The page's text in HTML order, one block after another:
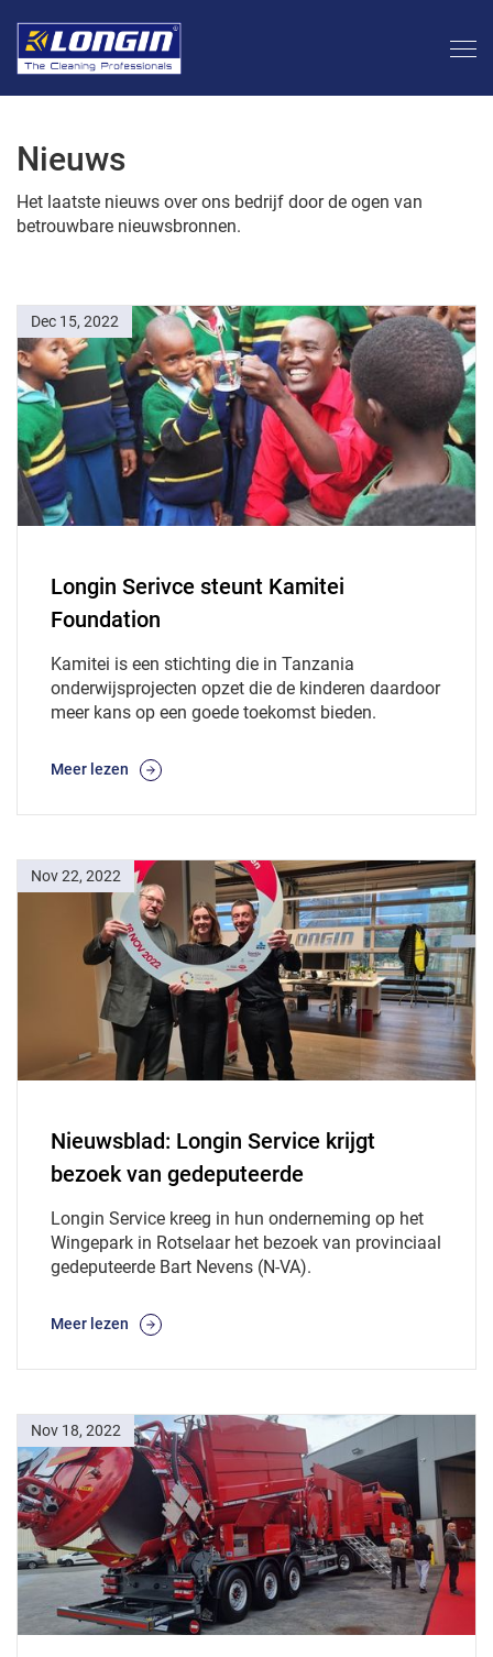
Nieuws
Het laatste nieuws over ons bedrijf door de ogen van
betrouwbare nieuwsbronnen.
Dec 15, 2022
Longin Serivce steunt Kamitei
Foundation
Kamitei is een stichting die in Tanzania
onderwijsprojecten opzet die de kinderen daardoor
meer kans op een goede toekomst bieden.
Meer lezen
Nov 22, 2022
Nieuwsblad: Longin Service krijgt
bezoek van gedeputeerde
Longin Service kreeg in hun onderneming op het
Wingepark in Rotselaar het bezoek van provinciaal
gedeputeerde Bart Nevens (N-VA).
Meer lezen
Nov 18, 2022